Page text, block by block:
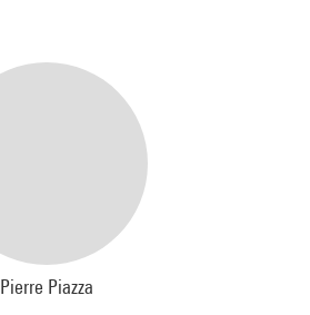
Pierre Piazza